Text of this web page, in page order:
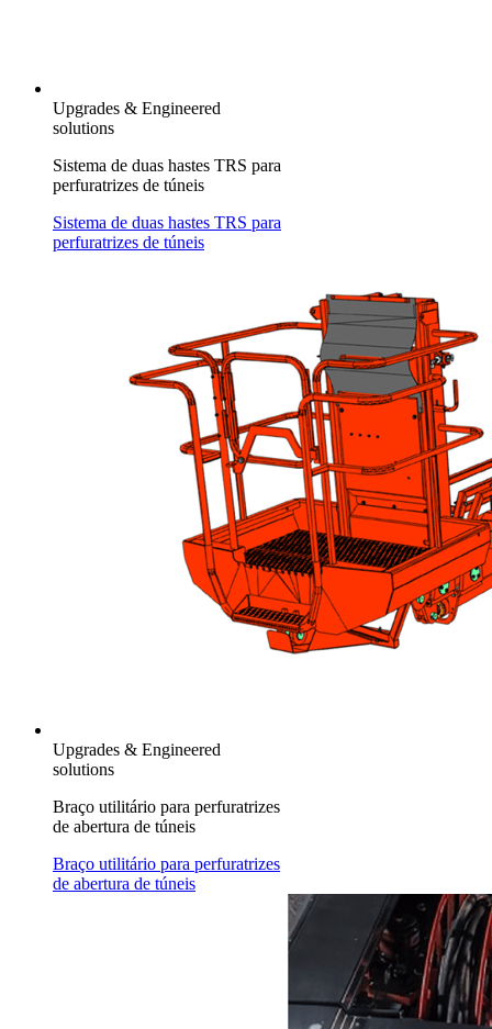
Upgrades & Engineered
solutions
Sistema de duas hastes TRS para
perfuratrizes de túneis
Sistema de duas hastes TRS para
perfuratrizes de túneis
Upgrades & Engineered
solutions
Braço utilitário para perfuratrizes
de abertura de túneis
Braço utilitário para perfuratrizes
de abertura de túneis